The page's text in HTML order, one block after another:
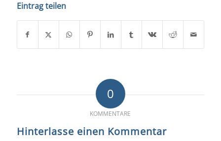
Eintrag teilen
0
KOMMENTARE
Hinterlasse einen Kommentar